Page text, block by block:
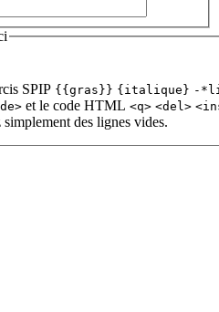
SPIP {{gras}} {italique} -
et le code HTML <q> <del>
simplement des lignes vides.